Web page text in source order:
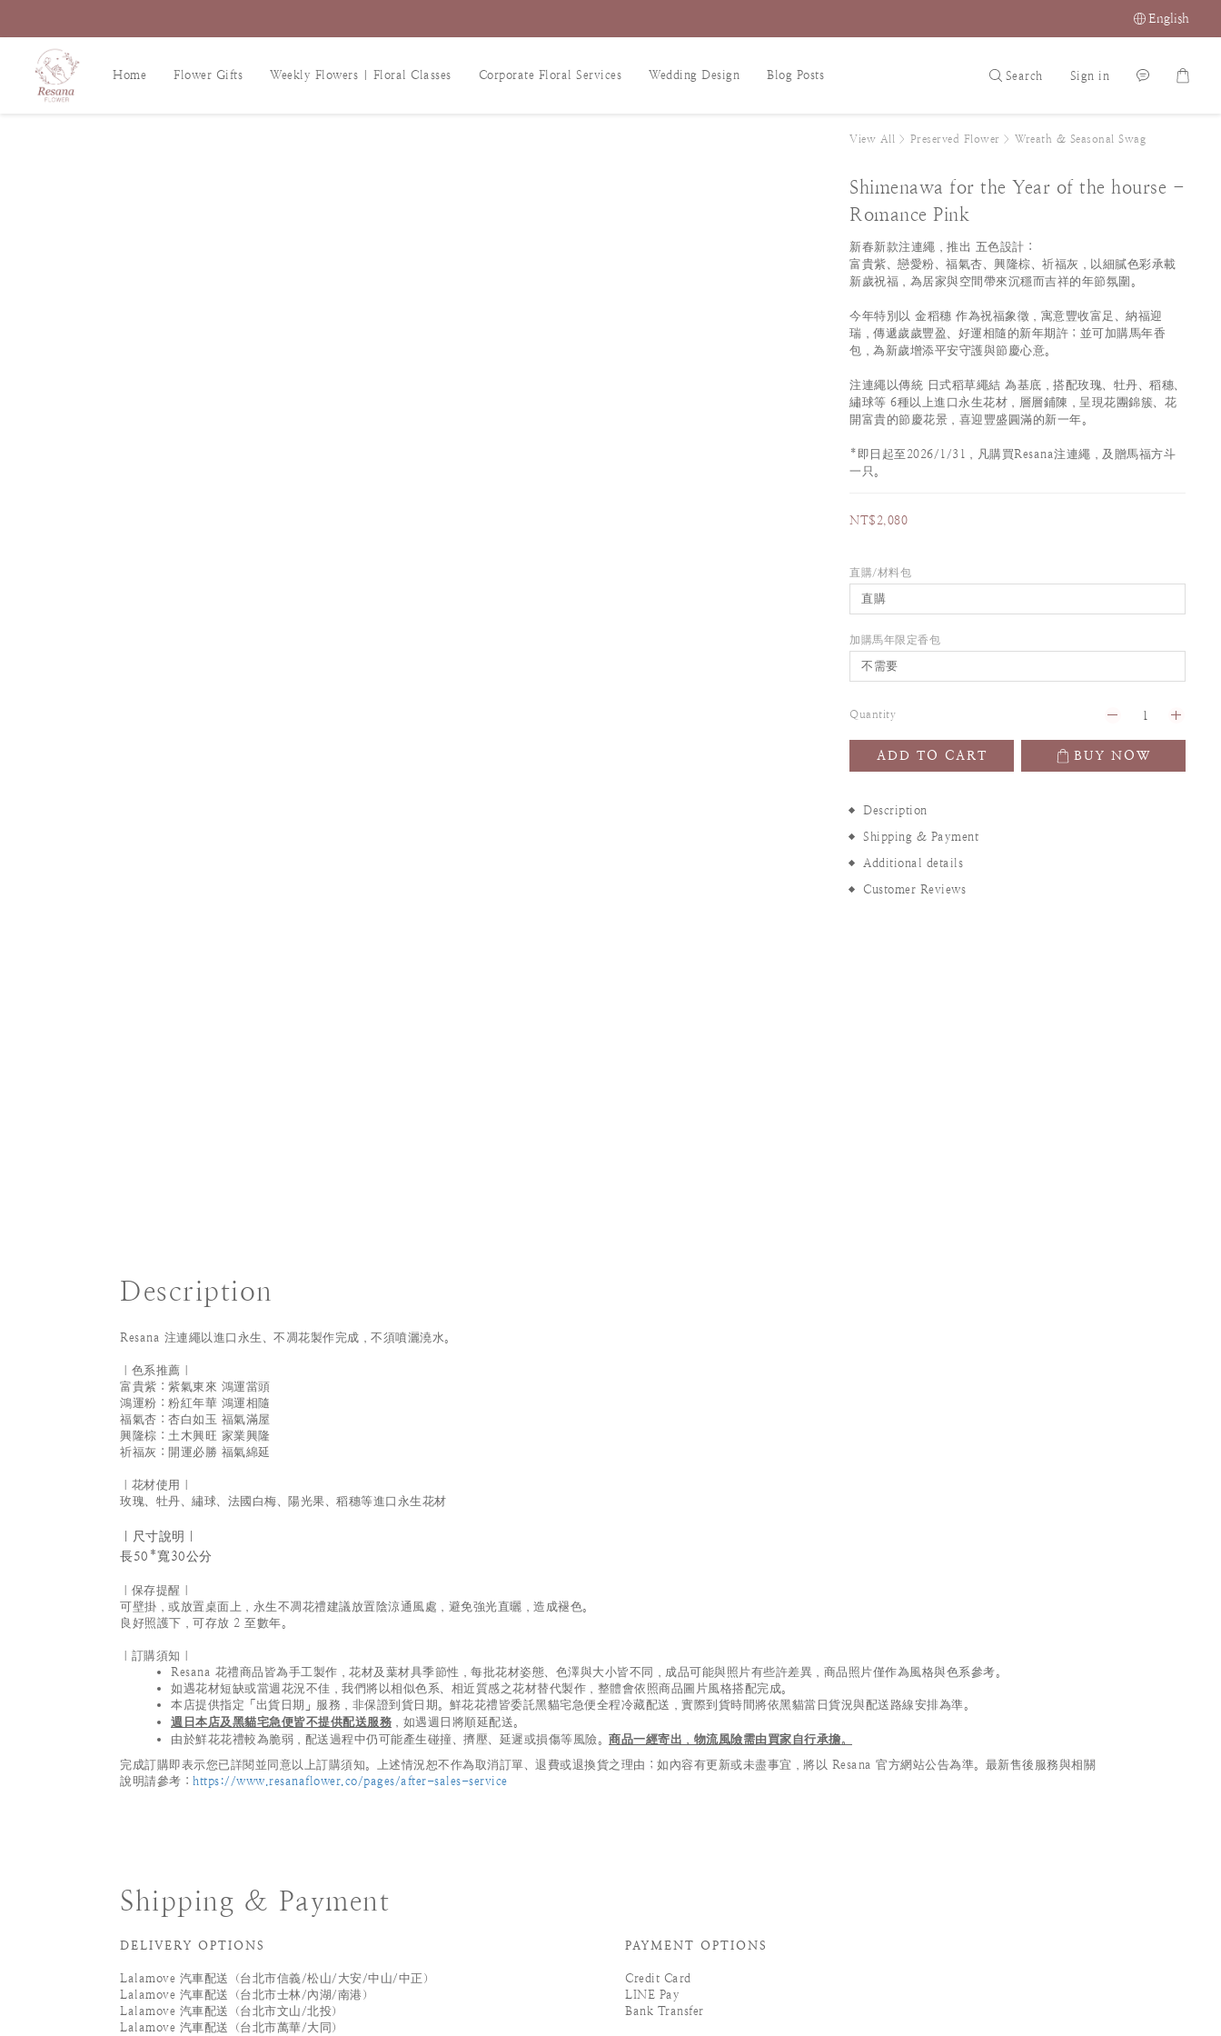
English
Home Flower Gifts Weekly Flowers | Floral Classes Corporate Floral Services Wedding Design Blog Posts Search Sign in
View All > Preserved Flower > Wreath & Seasonal Swag
Shimenawa for the Year of the hourse -
Romance Pink
新春新款注連繩，推出 五色設計：
富貴紫、戀愛粉、福氣杏、興隆棕、祈福灰，以細膩色彩承載
新歲祝福，為居家與空間帶來沉穩而吉祥的年節氛圍。
今年特別以 金稻穗 作為祝福象徵，寓意豐收富足、納福迎
瑞，傳遞歲歲豐盈、好運相隨的新年期許；並可加購馬年香
包，為新歲增添平安守護與節慶心意。
注連繩以傳統 日式稻草繩結 為基底，搭配玫瑰、牡丹、稻穗、
繡球等 6種以上進口永生花材，層層鋪陳，呈現花團錦簇、花
開富貴的節慶花景，喜迎豐盛圓滿的新一年。
*即日起至2026/1/31，凡購買Resana注連繩，及贈馬福方斗
一只。
NT$2,080
直購/材料包
加購馬年限定香包
Quantity
ADD TO CART BUY NOW
Description
Shipping & Payment
Additional details
Customer Reviews
Description
Resana 注連繩以進口永生、不凋花製作完成，不須噴灑澆水。
｜色系推薦｜
富貴紫：紫氣東來 鴻運當頭
鴻運粉：粉紅年華 鴻運相隨
福氣杏：杏白如玉 福氣滿屋
興隆棕：土木興旺 家業興隆
祈福灰：開運必勝 福氣綿延
｜花材使用｜
玫瑰、牡丹、繡球、法國白梅、陽光果、稻穗等進口永生花材
｜尺寸說明｜
長50 *寬30公分
｜保存提醒｜
可壁掛，或放置桌面上，永生不凋花禮建議放置陰涼通風處，避免強光直曬，造成褪色。
良好照護下，可存放 2 至數年。
｜訂購須知｜
Resana 花禮商品皆為手工製作，花材及葉材具季節性，每批花材姿態、色澤與大小皆不同，成品可能與照片有些許差異，商品照片僅作為風格與色系參考。
如遇花材短缺或當週花況不佳，我們將以相似色系、相近質感之花材替代製作，整體會依照商品圖片風格搭配完成。
本店提供指定「出貨日期」服務，非保證到貨日期。鮮花花禮皆委託黑貓宅急便全程冷藏配送，實際到貨時間將依黑貓當日貨況與配送路線安排為準。
週日本店及黑貓宅急便皆不提供配送服務 ，如遇週日將順延配送。
由於鮮花花禮較為脆弱，配送過程中仍可能產生碰撞、擠壓、延遲或損傷等風險。 商品一經寄出，物流風險需由買家自行承擔。
完成訂購即表示您已詳閱並同意以上訂購須知。上述情況恕不作為取消訂單、退費或退換貨之理由；如內容有更新或未盡事宜，將以 Resana 官方網站公告為準。最新售後服務與相關
說明請參考： https://www.resanaflower.co/pages/after-sales-service
Shipping & Payment
DELIVERY OPTIONS
Lalamove 汽車配送（台北市信義/松山/大安/中山/中正）
Lalamove 汽車配送（台北市士林/內湖/南港）
Lalamove 汽車配送（台北市文山/北投）
Lalamove 汽車配送（台北市萬華/大同）
PAYMENT OPTIONS
Credit Card
LINE Pay
Bank Transfer